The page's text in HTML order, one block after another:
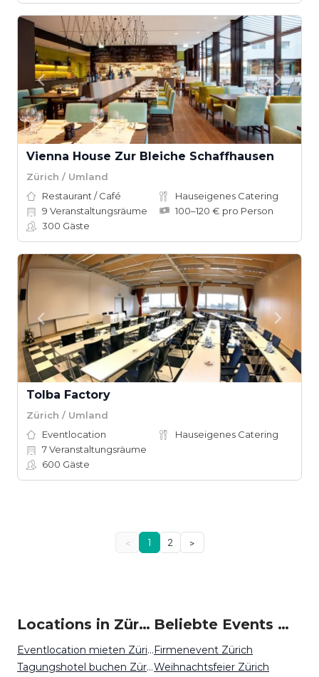
Vienna House Zur Bleiche Schaffhausen
Zürich / Umland
Restaurant / Café
Hauseigenes Catering
9 Veranstaltungsräume
100–120 € pro Person
300 Gäste
Tolba Factory
Zürich / Umland
Eventlocation
Hauseigenes Catering
7Veranstaltungsräume
600 Gäste
< 1 2 >
Locations in Zürich mieten
Eventlocation mieten Zürich
Tagungshotel buchen Zürich
Beliebte Events in Zürich
Firmenevent Zürich
Weihnachtsfeier Zürich